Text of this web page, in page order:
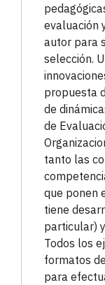
evaluación
autor para
selección.
propuesta
de
de
tanto las
que ponen
tiene
particular)
Todos los
formatos
para